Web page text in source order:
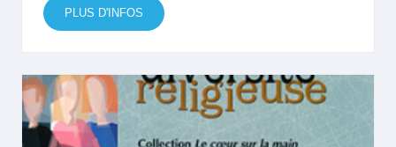
PLUS D'INFOS